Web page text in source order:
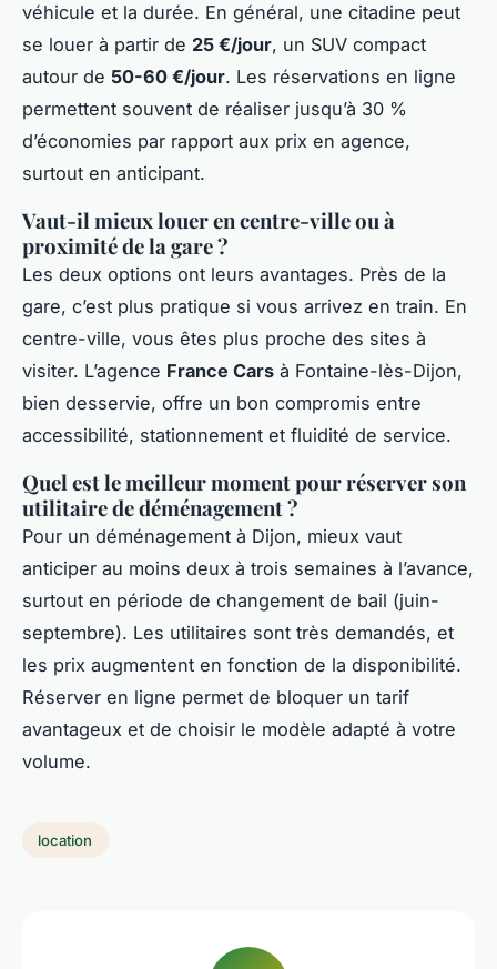
véhicule et la durée. En général, une citadine peut
se louer à partir de 25 €/jour, un SUV compact
autour de 50-60 €/jour. Les réservations en ligne
permettent souvent de réaliser jusqu’à 30 %
d’économies par rapport aux prix en agence,
surtout en anticipant.
Vaut-il mieux louer en centre-ville ou à
proximité de la gare ?
Les deux options ont leurs avantages. Près de la
gare, c’est plus pratique si vous arrivez en train. En
centre-ville, vous êtes plus proche des sites à
visiter. L’agence France Cars à Fontaine-lès-Dijon,
bien desservie, offre un bon compromis entre
accessibilité, stationnement et fluidité de service.
Quel est le meilleur moment pour réserver son
utilitaire de déménagement ?
Pour un déménagement à Dijon, mieux vaut
anticiper au moins deux à trois semaines à l’avance,
surtout en période de changement de bail (juin-
septembre). Les utilitaires sont très demandés, et
les prix augmentent en fonction de la disponibilité.
Réserver en ligne permet de bloquer un tarif
avantageux et de choisir le modèle adapté à votre
volume.
location